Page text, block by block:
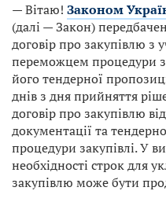
— Вітаю! Законом
(далі — Закон)
договір про закупівлю
переможцем процедури
його тендерної
днів з дня прийняття
договір про закупівлю
документації та
процедури закупівлі. У
необхідності строк для
закупівлю може бути